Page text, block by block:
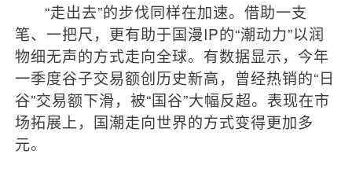
“走出去”的步伐同样在加速。借助一支
笔、一把尺，更有助于国漫IP的“潮动力”以润
物细无声的方式走向全球。有数据显示，今年
一季度谷子交易额创历史新高，曾经热销的“日
谷”交易额下滑，被“国谷”大幅反超。表现在市
场拓展上，国潮走向世界的方式变得更加多
元。